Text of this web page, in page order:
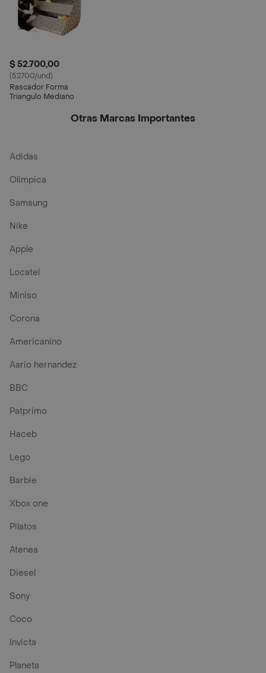
$ 52.700,00
(52700/und)
Rascador Forma
Triangulo Mediano
Adidas
Olimpica
Samsung
Nike
Apple
Locatel
Miniso
Corona
Americanino
Aario hernandez
BBC
Patprimo
Haceb
Lego
Barbie